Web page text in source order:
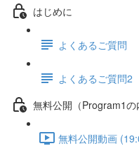
はじめに
よくあるご質問
よくあるご質問2
無料公開（Program1の
無料公開動画